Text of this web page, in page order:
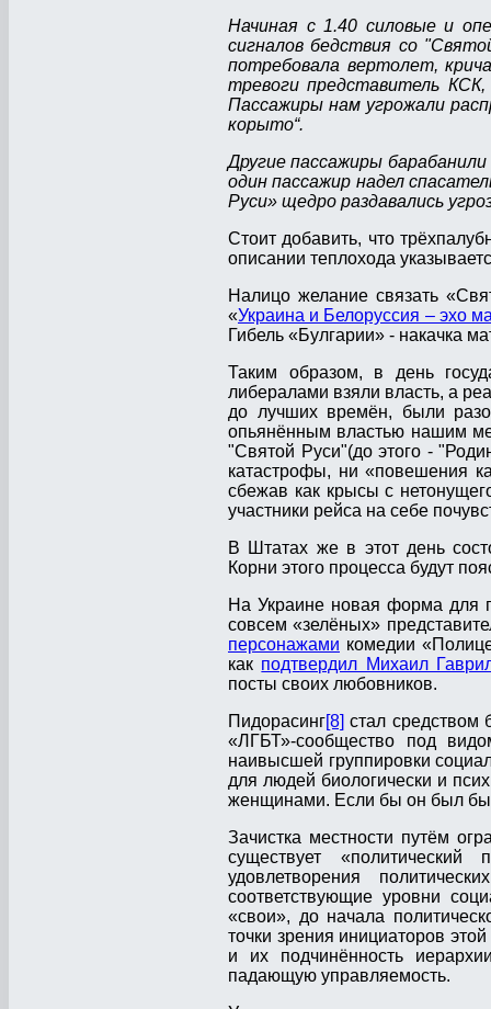
Начиная с 1.40 силовые и
сигналов бедствия со
потребовала вертолет,
тревоги представитель
Пассажиры нам угрожали
корыто“.
Другие пассажиры
один пассажир надел
Руси» щедро раздавались
Стоит добавить, что
описании теплохода
Налицо желание связать
«Украина и Белоруссия – эхо
Гибель «Булгарии» - накачка
Таким образом, в день
либералами взяли власть, а
до лучших времён, были
опьянённым властью нашим
"Святой Руси"(до этого -
катастрофы, ни «повешения
сбежав как крысы с
участники рейса на себе
В Штатах же в этот день
Корни этого процесса будут
На Украине новая форма для
совсем «зелёных»
персонажами комедии
как подтвердил Михаил
посты своих любовников.
Пидорасинг[8] стал средством
«ЛГБТ»-сообщество под
наивысшей группировки
для людей биологически и
женщинами. Если бы он был бы
Зачистка местности путём
существует
удовлетворения
соответствующие уровни
«свои», до начала
точки зрения инициаторов
и их подчинённость
падающую управляемость.